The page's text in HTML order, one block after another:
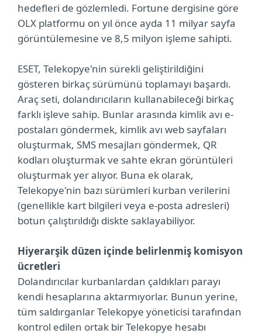
hedefleri de gözlemledi. Fortune dergisine göre
OLX platformu on yıl önce ayda 11 milyar sayfa
görüntülemesine ve 8,5 milyon işleme sahipti.
ESET, Telekopye'nin sürekli geliştirildiğini
gösteren birkaç sürümünü toplamayı başardı.
Araç seti, dolandırıcıların kullanabileceği birkaç
farklı işleve sahip. Bunlar arasında kimlik avı e-
postaları göndermek, kimlik avı web sayfaları
oluşturmak, SMS mesajları göndermek, QR
kodları oluşturmak ve sahte ekran görüntüleri
oluşturmak yer alıyor. Buna ek olarak,
Telekopye'nin bazı sürümleri kurban verilerini
(genellikle kart bilgileri veya e-posta adresleri)
botun çalıştırıldığı diskte saklayabiliyor.
Hiyerarşik düzen içinde belirlenmiş komisyon
ücretleri
Dolandırıcılar kurbanlardan çaldıkları parayı
kendi hesaplarına aktarmıyorlar. Bunun yerine,
tüm saldırganlar Telekopye yöneticisi tarafından
kontrol edilen ortak bir Telekopye hesabı